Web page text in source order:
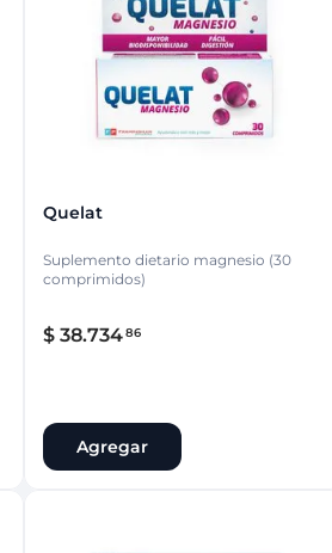
Quelat
Suplemento dietario magnesio (30
comprimidos)
$ 38.73486
Agregar